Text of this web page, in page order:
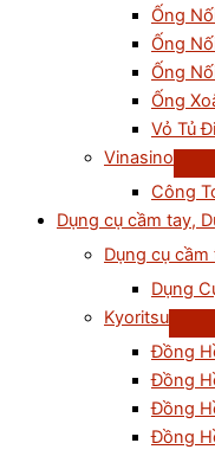
Ống
Ống
Ống
Ống
Vỏ Tủ
Vinasino
Công
Dụng cụ cầm tay,
Dụng cụ
Dụng
Kyoritsu
Đồng
Đồng
Đồng
Đồng